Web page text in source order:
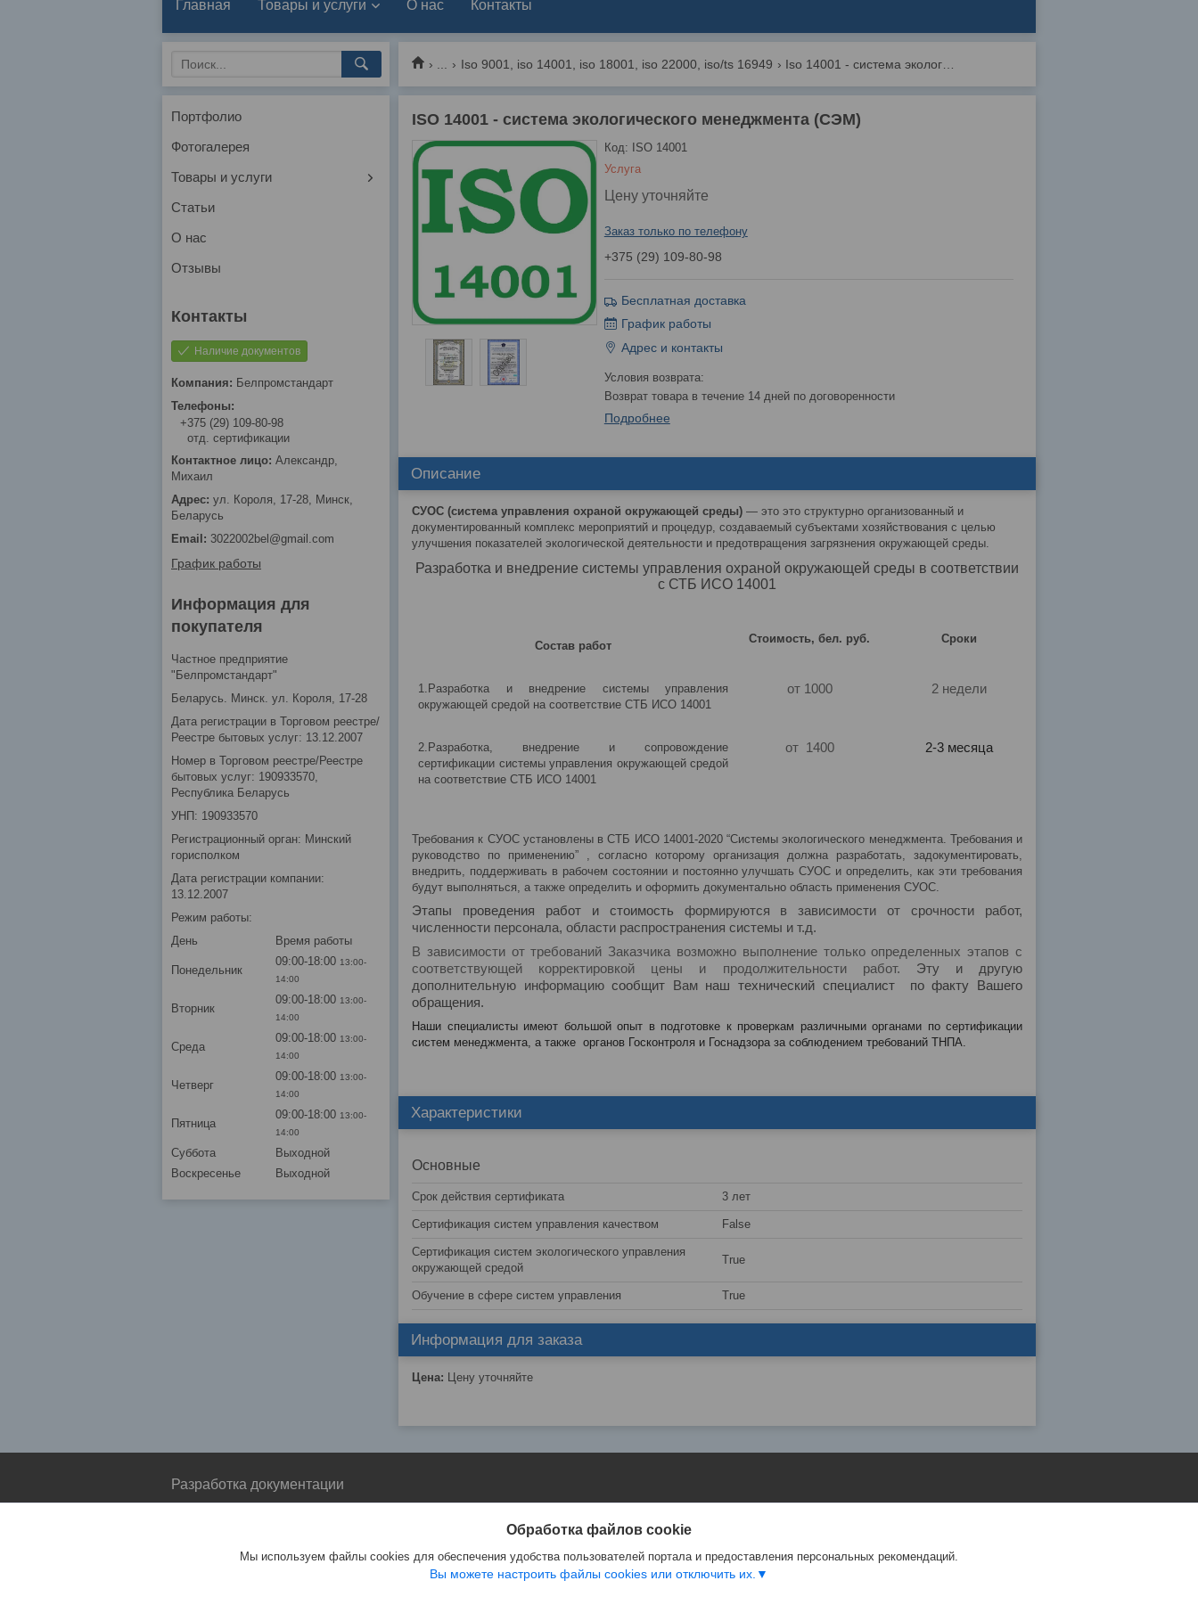
Главная Товары и услуги О нас Контакты
Iso 9001, iso 14001, iso 18001, iso 22000, iso/ts 16949
ISO 14001 - система экологического менеджмента (СЭМ)
Услуга
Код: ISO 14001
Цену уточняйте
Заказ только по телефону
+375 (29) 109-80-98
Бесплатная доставка
График работы
Адрес и контакты
возврат товара в течение 14 дней по договоренности
Подробнее
Описание
СУОС (система управления охраной окружающей среды) ― это это структурно организованный и
документированный комплекс мероприятий и процедур, создаваемый субъектами хозяйствования с целью
улучшения показателей экологической деятельности и предотвращения загрязнения окружающей среды.
Разработка и внедрение системы управления охраной окружающей среды в соответствии
с СТБ ИСО 14001
Состав работ
Стоимость, бел. руб. Сроки
1.Разработка и внедрение системы управления
окружающей средой на соответствие СТБ ИСО 14001
от 1000 2 недели
2.Разработка, внедрение и сопровождение
сертификации системы управления окружающей средой
на соответствие СТБ ИСО 14001
от 1400 2-3 месяца
Требования к СУОС установлены в СТБ ИСО 14001-2020 “Системы экологического менеджмента. Требования и
руководство по применению” , согласно которому организация должна разработать, задокументировать,
внедрить, поддерживать в рабочем состоянии и постоянно улучшать СУОС и определить, как эти требования
будут выполняться, а также определить и оформить документально область применения СУОС.
Этапы проведения работ и стоимость формируются в зависимости от срочности работ,
численности персонала, области распространения системы и т.д.
В зависимости от требований Заказчика возможно выполнение только определенных этапов с
соответствующей корректировкой цены и продолжительности работ. Эту и другую
дополнительную информациюсообщит Вамнаш технический специалист по факту Вашего
обращения.
Наши специалисты имеют большой опыт в подготовке к проверкам различными органами по сертификации
систем менеджмента, а также органов Госконтроля и Госнадзора за соблюдением требований ТНПА.
Характеристики
Основные
Срок действия сертификата 3 лет
Сертификация систем управления качеством False
Сертификация систем экологического управления
окружающей средой
True
Обучение в сфере систем управления True
Информация для заказа
Цена: Цену уточняйте
Портфолио
Фотогалерея
Товары и услуги
Статьи
О нас
Отзывы
Наличие документов
Белпромстандарт
+375 (29) 109-80-98
отд. сертификации
Александр,
Михаил
ул. Короля, 17-28, Минск,
Беларусь
3022002bel@gmail.com
График работы
Информация для
покупателя
Частное предприятие
"Белпромстандарт"
Беларусь. Минск. ул. Короля, 17-28
Дата регистрации в Торговом реестре/
Реестре бытовых услуг: 13.12.2007
Номер в Торговом реестре/Реестре
бытовых услуг: 190933570,
Республика Беларусь
УНП: 190933570
Регистрационный орган: Минский
горисполком
Дата регистрации компании:
13.12.2007
Режим работы:
День
Время работы
Понедельник
09:00-18:00 13:00-
14:00
Вторник
09:00-18:00 13:00-
14:00
Среда
09:00-18:00 13:00-
14:00
Четверг
09:00-18:00 13:00-
14:00
Пятница
09:00-18:00 13:00-
14:00
Суббота
Выходной
Воскресенье
Выходной
Разработка документации
Официальный сайт
Обработка файлов cookie
Мы используем файлы cookies для обеспечения удобства пользователей портала и предоставления персональных рекомендаций.
Вы можете настроить файлы cookies или отключить их.